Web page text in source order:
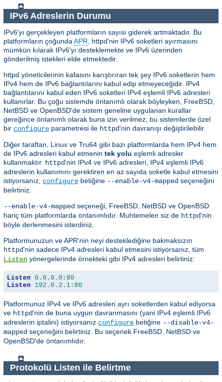
IPv6 Adreslerin Durumu
IPv6'yı gerçekleyen platformların sayısı giderek artmaktadır. Bu
platformların çoğunda APR , httpd'nin IPv6 soketleri ayırmasını
mümkün kılarak IPv6'yı desteklemekte ve IPv6 üzerinden
gönderilmiş istekleri elde etmektedir.
httpd yöneticilerinin kafasını karıştırıran tek şey IPv6 soketlerin hem
IPv4 hem de IPv6 bağlantılarını kabul edip etmeyeceğidir. IPv4
bağlantılarını kabul eden IPv6 soketleri IPv4 eşlemli IPv6 adresleri
kullanırlar. Bu çoğu sistemde öntanımlı olarak böyleyken, FreeBSD,
NetBSD ve OpenBSD'de sistem geneline uygulanan kurallar
gereğince öntanımlı olarak buna izin verilmez; bu sistemlerde özel
bir configure parametresi ile httpd'nin davranışı değiştirilebilir.
Diğer taraftan, Linux ve Tru64 gibi bazı platformlarda hem IPv4 hem
de IPv6 adresleri kabul etmenin tek yolu eşlemli adresler
kullanmaktır. httpd'nin IPv4 ve IPv6 adresleri, IPv4 eşlemli IPv6
adreslerin kullanımını gerektiren en az sayıda soketle kabul etmesini
istiyorsanız, configure betiğine --enable-v4-mapped seçeneğini
belirtiniz.
--enable-v4-mapped seçeneği, FreeBSD, NetBSD ve OpenBSD
hariç tüm platformlarda öntanımlıdır. Muhtemelen siz de httpd'nin
böyle derlenmesini isterdiniz.
Platformunuzun ve APR'nin neyi desteklediğine bakmaksızın
httpd'nin sadece IPv4 adresleri kabul etmesini istiyorsanız, tüm
Listen yönergelerinde örnekteki gibi IPv4 adresleri belirtiniz:
Listen 0.0 . 0.0 : 80
Listen
192.0 . 2.1 : 80
Platformunuz IPv4 ve IPv6 adresleri ayrı soketlerden kabul ediyorsa
ve httpd'nin de buna uygun davranmasını (yani IPv4 eşlemli IPv6
adreslerin iptalini) istiyorsanız configure betiğine --disable-v4-
mapped seçeneğini belirtiniz. Bu seçenek FreeBSD, NetBSD ve
OpenBSD'de öntanımlıdır.
Protokolü Listen ile Belirtme